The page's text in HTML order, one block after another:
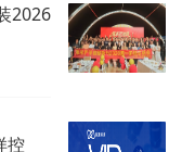
2026
控